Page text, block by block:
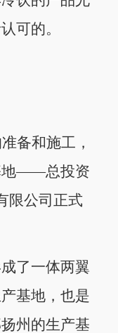
可的。
备和施工，
地——总投资
限公司正式
了一体两翼
基地，也是
州的生产基